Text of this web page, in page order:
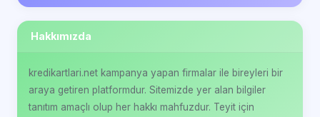
Hakkımızda
kredikartlari.net kampanya yapan firmalar ile bireyleri bir
araya getiren platformdur. Sitemizde yer alan bilgiler
tanıtım amaçlı olup her hakkı mahfuzdur. Teyit için